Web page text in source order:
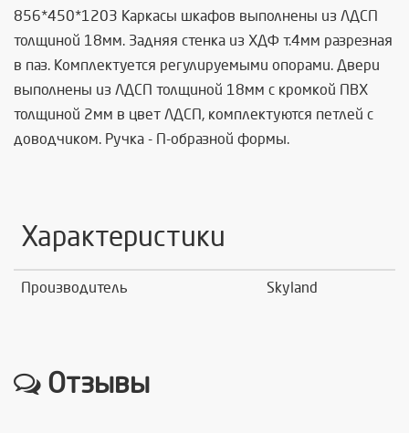
856*450*1203 Каркасы шкафов выполнены из ЛДСП
толщиной 18мм. Задняя стенка из ХДФ т.4мм разрезная
в паз. Комплектуется регулируемыми опорами. Двери
выполнены из ЛДСП толщиной 18мм с кромкой ПВХ
толщиной 2мм в цвет ЛДСП, комплектуются петлей с
доводчиком. Ручка - П-образной формы.
Характеристики
Производитель Skyland
Отзывы